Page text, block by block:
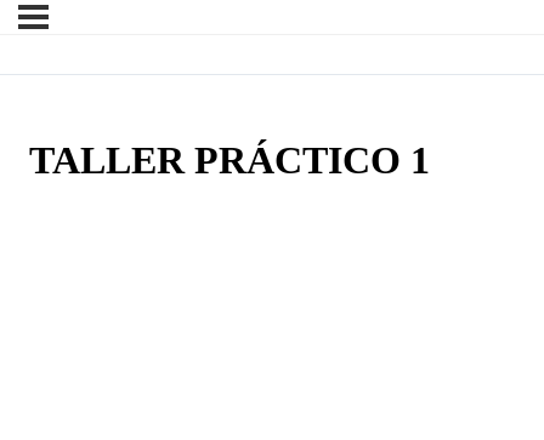
TALLER PRÁCTICO 1